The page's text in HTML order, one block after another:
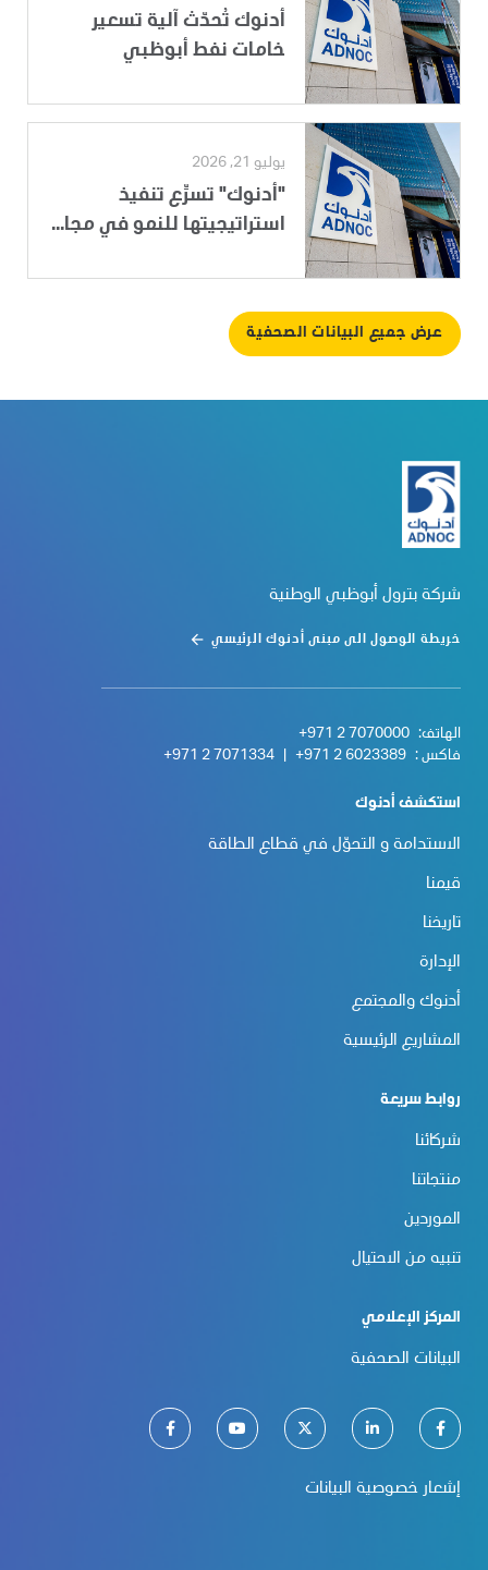
أدنوك تُحدّث آلية تسعير
خامات نفط أبوظبي
يوليو 21, 2026
"أدنوك" تسرِّع تنفيذ
استراتيجيتها للنمو في مجا...
عرض جميع البيانات الصحفية
شركة بترول أبوظبي الوطنية
خريطة الوصول الى مبنى أدنوك الرئيسي
الهاتف: +971 2 7070000
فاكس : +971 2 6023389
+971 2 7071334
استكشف أدنوك
الاستدامة و التحوّل في قطاع الطاقة
قيمنا
تاريخنا
الإدارة
أدنوك والمجتمع
المشاريع الرئيسية
روابط سريعة
شركائنا
منتجاتنا
الموردين
تنبيه من الاحتيال
المركز الإعلامي
البيانات الصحفية
إشعار خصوصية البيانات